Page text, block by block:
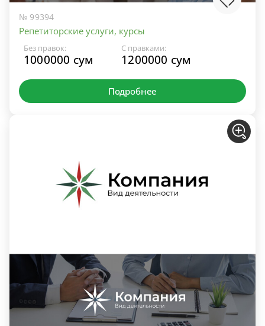
№ 99394
Репетиторские услуги, курсы
Без правок:
1000000 сум
С правками:
1200000 сум
Подробнее